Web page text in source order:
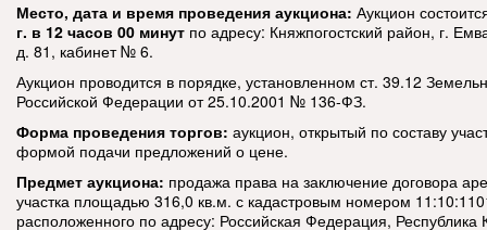
Место, дата и время проведения аукциона: Аукцион
г. в 12 часов 00 минут по адресу: Княжпогостский район, г.
д. 81, кабинет № 6.
Аукцион проводится в порядке, установленном ст. 39.12
Российской Федерации от 25.10.2001 № 136-ФЗ.
Форма проведения торгов: аукцион, открытый по составу
формой подачи предложений о цене.
Предмет аукциона: продажа права на заключение договора
участка площадью 316,0 кв.м. с кадастровым номером
расположенного по адресу: Российская Федерация, Республика